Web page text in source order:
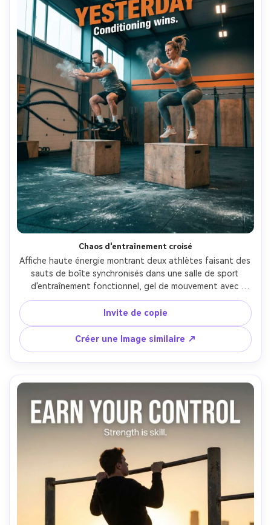
Chaos d'entraînement croisé
Affiche haute énergie montrant deux athlètes faisant des
sauts de boîte synchronisés dans une salle de sport
d'entraînement fonctionnel, gel de mouvement avec
netteté nette, marques de craie sur le sol, cordes de
bataille floues derrière, lumière fraîche du jour mélangée à
des LED supérieures, titre: "OUTWORK YOUR
YESTERDAY", sous-texte: "Conditionnement gagne.",
typographie en blocs gras avec légère inclinaison,
notation cinématographique teal-orange, look
photoréaliste, Fuji GFX100S, 45mm, mise en page de
Invite de copie
Créer une Image similaire ↗